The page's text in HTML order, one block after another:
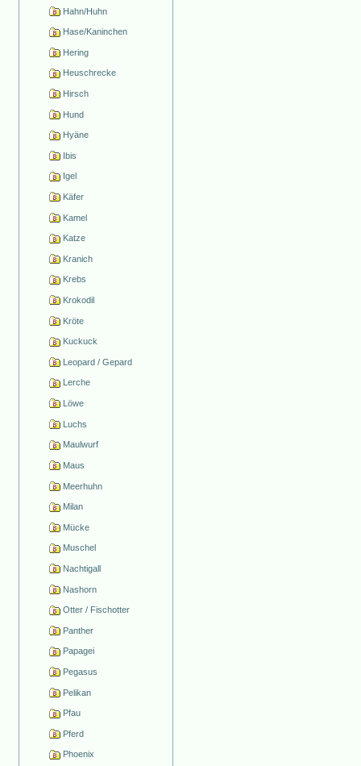
Hahn/Huhn
Hase/Kaninchen
Hering
Heuschrecke
Hirsch
Hund
Hyäne
Ibis
Igel
Käfer
Kamel
Katze
Kranich
Krebs
Krokodil
Kröte
Kuckuck
Leopard / Gepard
Lerche
Löwe
Luchs
Maulwurf
Maus
Meerhuhn
Milan
Mücke
Muschel
Nachtigall
Nashorn
Otter / Fischotter
Panther
Papagei
Pegasus
Pelikan
Pfau
Pferd
Phoenix